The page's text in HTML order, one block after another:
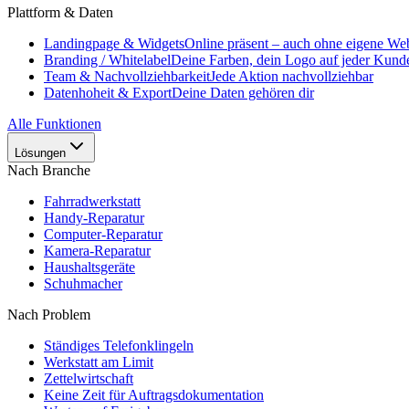
Plattform & Daten
Landingpage & WidgetsOnline präsent – auch ohne eigene
Branding / WhitelabelDeine Farben, dein Logo auf jeder
Team & NachvollziehbarkeitJede Aktion nachvollziehbar
Datenhoheit & ExportDeine Daten gehören dir
Alle Funktionen
Lösungen
Nach Branche
Fahrradwerkstatt
Handy-Reparatur
Computer-Reparatur
Kamera-Reparatur
Haushaltsgeräte
Schuhmacher
Nach Problem
Ständiges Telefonklingeln
Werkstatt am Limit
Zettelwirtschaft
Keine Zeit für Auftragsdokumentation